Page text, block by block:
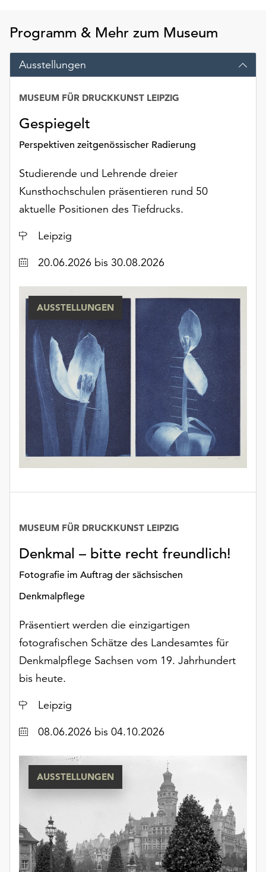
Einverständnis
ausgeführt.
Möchten
Sie
verwendeten
Cookies
anpassen,
Sie
die
Einstellungen
die
Schaltfläche
„Auswählen“.
Informationen
finden
unserer
Datenschutzerklärung
oder
Impressum
Programm & Mehr zum Museum
Ausstellungen
Gespiegelt
Perspektiven zeitgenössischer Radierung
MUSEUM FÜR DRUCKKUNST LEIPZIG
Studierende und Lehrende dreier
Kunsthochschulen präsentieren rund 50
aktuelle Positionen des Tiefdrucks.
Ort
Leipzig
Datum20.06.2026 bis 30.08.2026
AUSSTELLUNGEN
Denkmal – bitte recht freundlich!
Fotografie im Auftrag der sächsischen
Denkmalpflege
MUSEUM FÜR DRUCKKUNST LEIPZIG
Präsentiert werden die einzigartigen
fotografischen Schätze des Landesamtes für
Denkmalpflege Sachsen vom 19. Jahrhundert
bis heute.
Ort
Leipzig
Datum08.06.2026 bis 04.10.2026
AUSSTELLUNGEN